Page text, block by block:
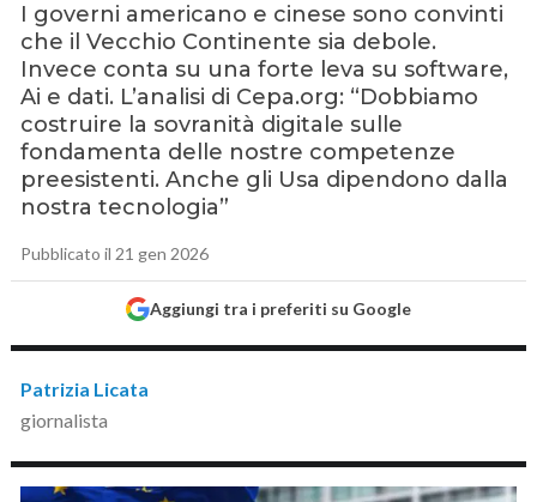
I governi americano e cinese sono convinti
che il Vecchio Continente sia debole.
Invece conta su una forte leva su software,
Ai e dati. L’analisi di Cepa.org: “Dobbiamo
costruire la sovranità digitale sulle
fondamenta delle nostre competenze
preesistenti. Anche gli Usa dipendono dalla
nostra tecnologia”
Pubblicato il 21 gen 2026
Aggiungi tra i preferiti su Google
Patrizia Licata
giornalista